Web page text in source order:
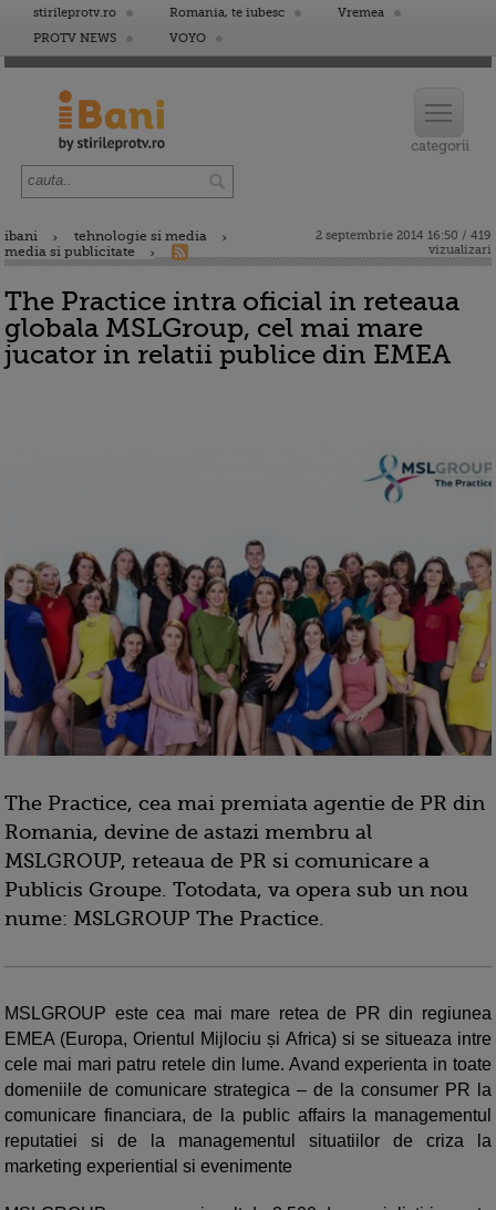
stirileprotv.ro Romania, te iubesc
Vremea
PROTV NEWS
VOYO
ibani
tehnologie si media
media si publicitate
2 septembrie 2014 16:50 / 419
vizualizari
The Practice intra oficial in reteaua
globala MSLGroup, cel mai mare
jucator in relatii publice din EMEA
The Practice, cea mai premiata agentie de PR din
Romania, devine de astazi membru al
MSLGROUP, reteaua de PR si comunicare a
Publicis Groupe. Totodata, va opera sub un nou
nume: MSLGROUP The Practice.
MSLGROUP este cea mai mare retea de PR din regiunea
EMEA (Europa, Orientul Mijlociu și Africa) si se situeaza intre
cele mai mari patru retele din lume. Avand experienta in toate
domeniile de comunicare strategica – de la consumer PR la
comunicare financiara, de la public affairs la managementul
reputatiei si de la managementul situatiilor de criza la
marketing experiential si evenimente